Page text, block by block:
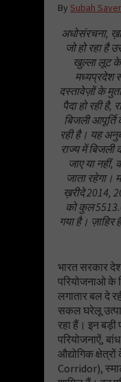
By Subah
अधोसंरचना,
जो हो रहा है
खुल्ला लूट के
मध्यप्रदेश
दस्तावेज़ों के
पैदा हो रही
बिजली
रही है। यह
राज्य में बिजली
जाए या नहीं,
जाता रहेगा।
ख़रीदे 2014,
को कुल
गया है।
भारत सरकार
परियोजनाओ के
लगातार बल दे
सकल घरेलू
रहा हैं। इन
परियोजनाऐं,
औद्योगिक
Corridor),